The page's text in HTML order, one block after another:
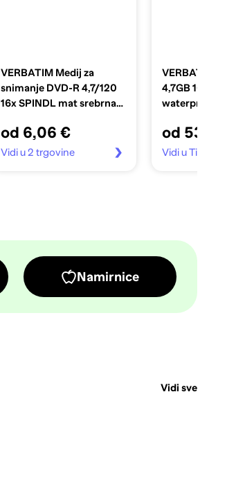
VERBATIM Medij za
snimanje DVD-R 4,7/120
16x SPINDL mat srebrna
od 6,06 €
Vidi u 2 trgovine
VERBATIM
4,7GB 16x
waterproof
od 53,60
Vidi u Tia
Namirnice
Vidi sve